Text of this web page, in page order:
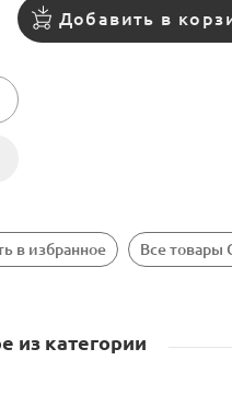
Добавить в
в избранное Все товары
из категории